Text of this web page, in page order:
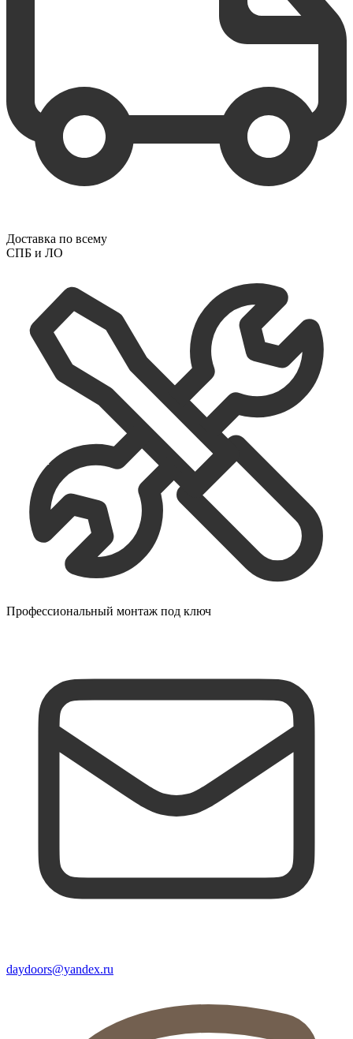
Доставка по всему
СПБ и ЛО
Профессиональный монтаж под ключ
daydoors@yandex.ru